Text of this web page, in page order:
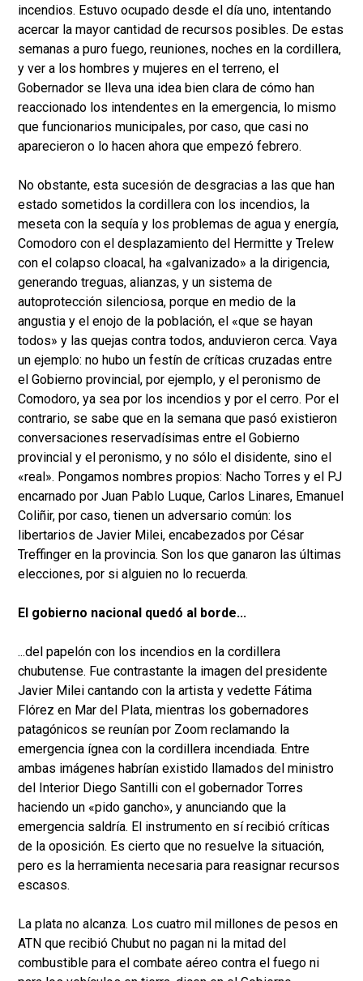
incendios. Estuvo ocupado desde el día uno, intentando
acercar la mayor cantidad de recursos posibles. De estas
semanas a puro fuego, reuniones, noches en la cordillera,
y ver a los hombres y mujeres en el terreno, el
Gobernador se lleva una idea bien clara de cómo han
reaccionado los intendentes en la emergencia, lo mismo
que funcionarios municipales, por caso, que casi no
aparecieron o lo hacen ahora que empezó febrero.
No obstante, esta sucesión de desgracias a las que han
estado sometidos la cordillera con los incendios, la
meseta con la sequía y los problemas de agua y energía,
Comodoro con el desplazamiento del Hermitte y Trelew
con el colapso cloacal, ha «galvanizado» a la dirigencia,
generando treguas, alianzas, y un sistema de
autoprotección silenciosa, porque en medio de la
angustia y el enojo de la población, el «que se hayan
todos» y las quejas contra todos, anduvieron cerca. Vaya
un ejemplo: no hubo un festín de críticas cruzadas entre
el Gobierno provincial, por ejemplo, y el peronismo de
Comodoro, ya sea por los incendios y por el cerro. Por el
contrario, se sabe que en la semana que pasó existieron
conversaciones reservadísimas entre el Gobierno
provincial y el peronismo, y no sólo el disidente, sino el
«real». Pongamos nombres propios: Nacho Torres y el PJ
encarnado por Juan Pablo Luque, Carlos Linares, Emanuel
Coliñir, por caso, tienen un adversario común: los
libertarios de Javier Milei, encabezados por César
Treffinger en la provincia. Son los que ganaron las últimas
elecciones, por si alguien no lo recuerda.
El gobierno nacional quedó al borde...
...del papelón con los incendios en la cordillera
chubutense. Fue contrastante la imagen del presidente
Javier Milei cantando con la artista y vedette Fátima
Flórez en Mar del Plata, mientras los gobernadores
patagónicos se reunían por Zoom reclamando la
emergencia ígnea con la cordillera incendiada. Entre
ambas imágenes habrían existido llamados del ministro
del Interior Diego Santilli con el gobernador Torres
haciendo un «pido gancho», y anunciando que la
emergencia saldría. El instrumento en sí recibió críticas
de la oposición. Es cierto que no resuelve la situación,
pero es la herramienta necesaria para reasignar recursos
escasos.
La plata no alcanza. Los cuatro mil millones de pesos en
ATN que recibió Chubut no pagan ni la mitad del
combustible para el combate aéreo contra el fuego ni